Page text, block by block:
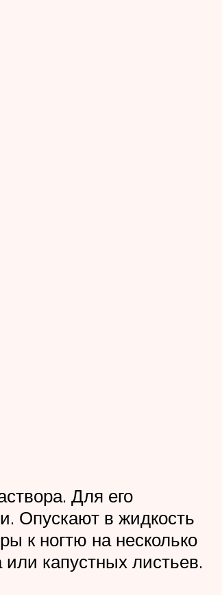
Для его
Опускают в жидкость
к ногтю на несколько
капустных листьев.